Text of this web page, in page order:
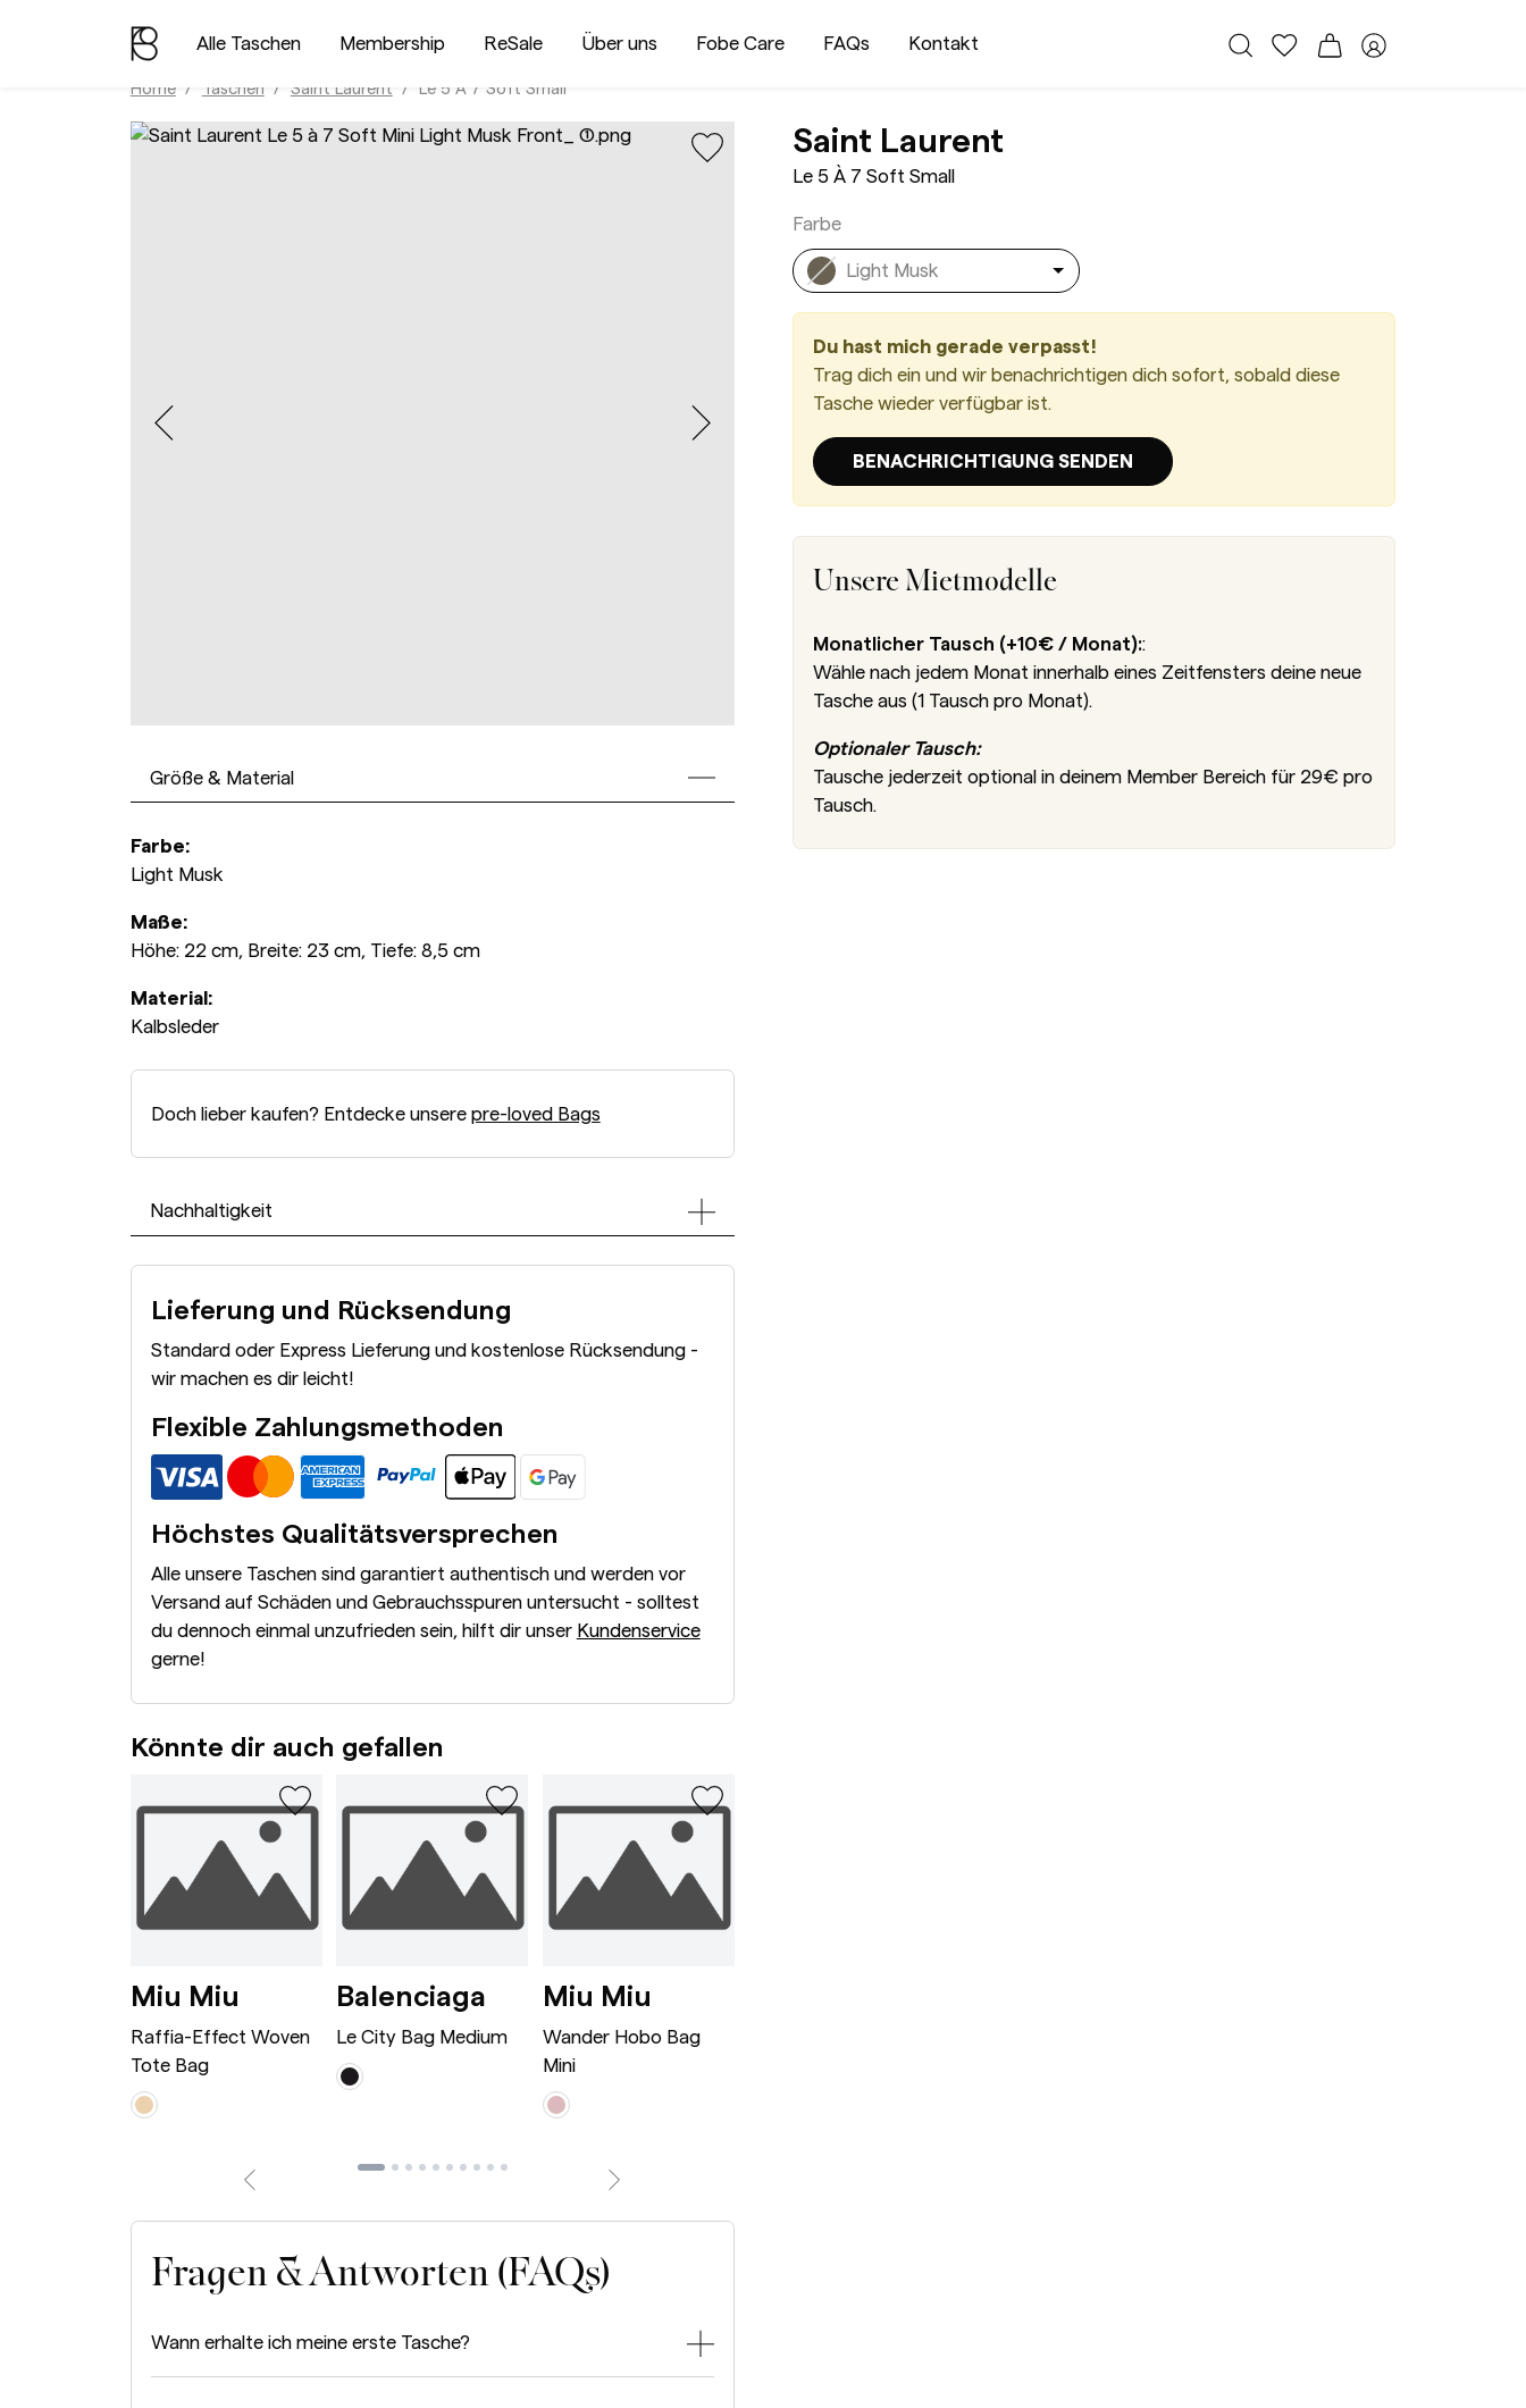
Alle Taschen Membership ReSale Über uns Fobe Care FAQs Kontakt Alle Taschen
Meine Favoriten
WarenkorbMember Bereich
Home Taschen Saint Laurent Le 5 À 7 Soft Small
Größe & Material
Farbe:
Light Musk
Maße:
Höhe: 22 cm, Breite: 23 cm, Tiefe: 8,5 cm
Material:
Kalbsleder
Doch lieber kaufen? Entdecke unsere pre-loved Bags
Nachhaltigkeit
Lieferung und Rücksendung
Standard oder Express Lieferung und kostenlose Rücksendung -
wir machen es dir leicht!
Flexible Zahlungsmethoden
Höchstes Qualitätsversprechen
Alle unsere Taschen sind garantiert authentisch und werden vor
Versand auf Schäden und Gebrauchsspuren untersucht - solltest
du dennoch einmal unzufrieden sein, hilft dir unser Kundenservice
gerne!
Könnte dir auch gefallen
Caramel
Dionysus Bag Mini Bordeaux
Miu Miu Raffia-Effect Woven Tote Bag White/Tan/Navy
Raffia-Effect Woven
Tote Bag
Balenciaga Le City Bag Medium Black/Metallic
Le City Bag Medium
Miu Miu
Wander Hobo Bag
Mini
Fragen & Antworten (FAQs)
Wann erhalte ich meine erste Tasche?
Saint LaurentLe 5 À 7 Soft Small Light Musk
Le 5 À 7 Soft Small
Farbe
Light Musk
Du hast mich gerade verpasst!
Trag dich ein und wir benachrichtigen dich sofort, sobald diese
Tasche wieder verfügbar ist.
BENACHRICHTIGUNG SENDEN
Unsere Mietmodelle
Monatlicher Tausch (+10€ / Monat)::
Wähle nach jedem Monat innerhalb eines Zeitfensters deine neue
Tasche aus (1 Tausch pro Monat).
Optionaler Tausch:
Tausche jederzeit optional in deinem Member Bereich für 29€ pro
Tausch.